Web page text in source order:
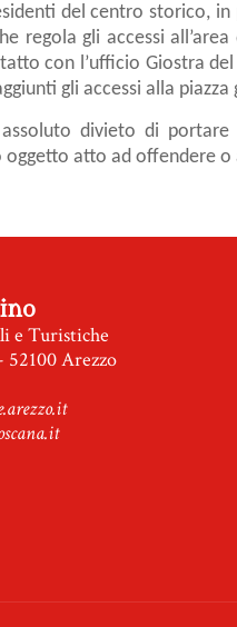
del centro storico,
regola gli accessi
con l’ufficio Giostra
gli accessi alla
divieto di portare
atto ad offendere
e Turistiche
52100 Arezzo